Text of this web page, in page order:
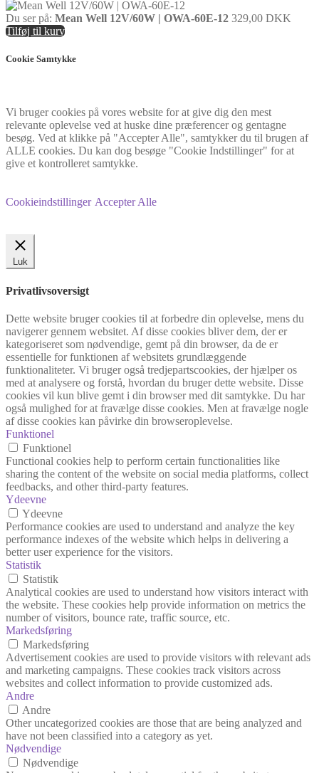
Du ser på: Mean Well 12V/60W | OWA-60E-12 329,00 DKK
Tilføj til kurv
Cookie Samtykke
Vi bruger cookies på vores website for at give dig den mest
relevante oplevelse ved at huske dine præferencer og gentagne
besøg. Ved at klikke på "Accepter Alle", samtykker du til brugen af
ALLE cookies. Du kan dog besøge "Cookie Indstillinger" for at
give et kontrolleret samtykke.
Cookieindstillinger Accepter Alle
Luk
Privatlivsoversigt
Dette website bruger cookies til at forbedre din oplevelse, mens du
navigerer gennem websitet. Af disse cookies bliver dem, der er
kategoriseret som nødvendige, gemt på din browser, da de er
essentielle for funktionen af websitets grundlæggende
funktionaliteter. Vi bruger også tredjepartscookies, der hjælper os
med at analysere og forstå, hvordan du bruger dette website. Disse
cookies vil kun blive gemt i din browser med dit samtykke. Du har
også mulighed for at fravælge disse cookies. Men at fravælge nogle
af disse cookies kan påvirke din browseroplevelse.
Funktionel
Funktionel
Functional cookies help to perform certain functionalities like
sharing the content of the website on social media platforms, collect
feedbacks, and other third-party features.
Ydeevne
Ydeevne
Performance cookies are used to understand and analyze the key
performance indexes of the website which helps in delivering a
better user experience for the visitors.
Statistik
Statistik
Analytical cookies are used to understand how visitors interact with
the website. These cookies help provide information on metrics the
number of visitors, bounce rate, traffic source, etc.
Markedsføring
Markedsføring
Advertisement cookies are used to provide visitors with relevant ads
and marketing campaigns. These cookies track visitors across
websites and collect information to provide customized ads.
Andre
Andre
Other uncategorized cookies are those that are being analyzed and
have not been classified into a category as yet.
Nødvendige
Nødvendige